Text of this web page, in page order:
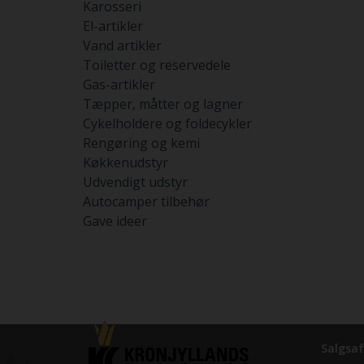
Karosseri
El-artikler
Vand artikler
Toiletter og reservedele
Gas-artikler
Tæpper, måtter og lagner
Cykelholdere og foldecykler
Rengøring og kemi
Køkkenudstyr
Udvendigt udstyr
Autocamper tilbehør
Gave ideer